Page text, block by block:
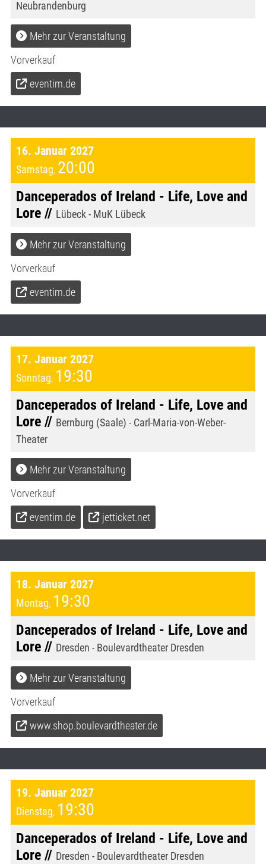
Neubrandenburg
Mehr zur Veranstaltung
Vorverkauf
eventim.de
16. Januar 2027
Samstag, 20:00
Danceperados of Ireland - Life, Love and
Lore // Lübeck - MuK Lübeck
Mehr zur Veranstaltung
Vorverkauf
eventim.de
17. Januar 2027
Sonntag, 19:30
Danceperados of Ireland - Life, Love and
Lore // Bernburg (Saale) - Carl-Maria-von-Weber-
Theater
Mehr zur Veranstaltung
Vorverkauf
eventim.de
jetticket.net
18. Januar 2027
Montag, 19:30
Danceperados of Ireland - Life, Love and
Lore // Dresden - Boulevardtheater Dresden
Mehr zur Veranstaltung
Vorverkauf
www.shop.boulevardtheater.de
19. Januar 2027
Dienstag, 19:30
Danceperados of Ireland - Life, Love and
Lore // Dresden - Boulevardtheater Dresden